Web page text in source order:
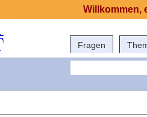
Fragen
Willkommen,